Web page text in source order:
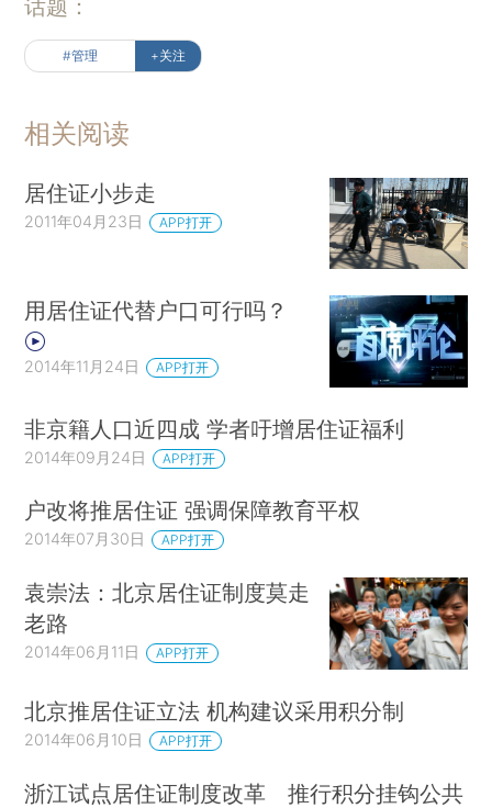
话题：
#管理 +关注
相关阅读
居住证小步走
2011年04月23日 APP打开
用居住证代替户口可行吗？
2014年11月24日 APP打开
非京籍人口近四成 学者吁增居住证福利
2014年09月24日 APP打开
户改将推居住证 强调保障教育平权
2014年07月30日 APP打开
袁崇法：北京居住证制度莫走
老路
2014年06月11日 APP打开
北京推居住证立法 机构建议采用积分制
2014年06月10日 APP打开
浙江试点居住证制度改革 推行积分挂钩公共